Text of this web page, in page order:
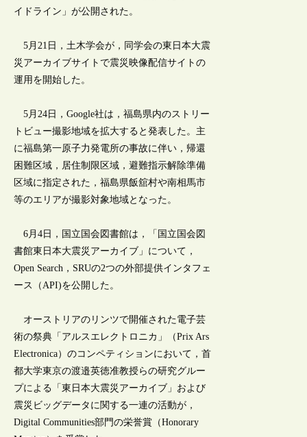
イドライン」が公開された。
5月21日，土木学会が，同学会の東日本大震
災アーカイブサイトで震災映像配信サイトの
運用を開始した。
5月24日，Google社は，福島県内のストリー
トビュー撮影地域を拡大すると発表した。主
に福島第一原子力発電所の事故に伴い，帰還
困難区域，居住制限区域，避難指示解除準備
区域に指定された，福島県飯舘村や南相馬市
等のエリアが撮影対象地域となった。
6月4日，国立国会図書館は，「国立国会図
書館東日本大震災アーカイブ」について，
Open Search，SRUの2つの外部提供インタフェ
ース（API)を公開した。
オーストリアのリンツで開催された電子芸
術の祭典「アルスエレクトロニカ」（Prix Ars
Electronica）のコンペティションにおいて，首
都大学東京の渡邉英徳准教授らの研究グルー
プによる「東日本大震災アーカイブ」および
震災ビッグデータに関する一連の活動が，
Digital Communities部門の栄誉賞（Honorary